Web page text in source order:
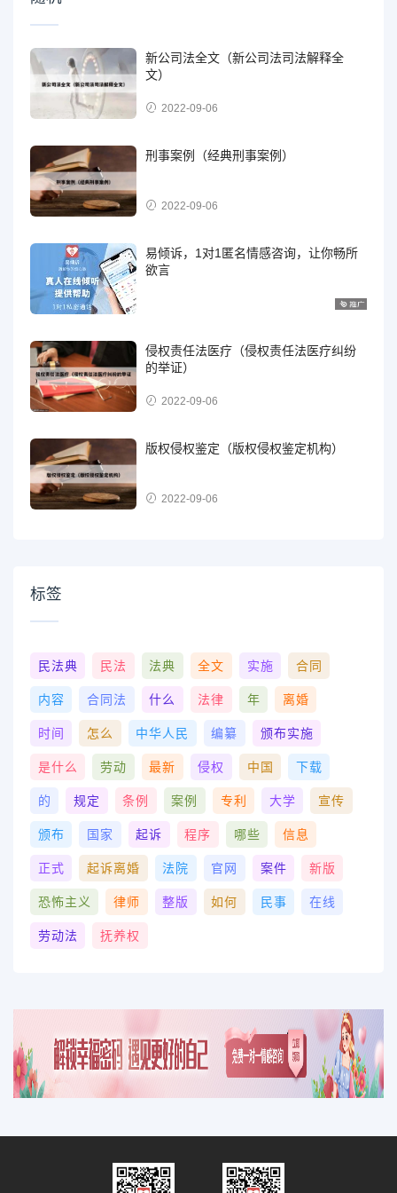
新公司法全文（新公司法司法解释全
文）
2022-09-06
刑事案例（经典刑事案例）
2022-09-06
易倾诉，1对1匿名情感咨询，让你畅所
欲言
侵权责任法医疗（侵权责任法医疗纠纷
的举证）
2022-09-06
版权侵权鉴定（版权侵权鉴定机构）
2022-09-06
标签
民法典 民法 法典 全文 实施 合同
内容 合同法 什么 法律 年 离婚
时间 怎么 中华人民 编纂 颁布实施
是什么 劳动 最新 侵权 中国 下载
的 规定 条例 案例 专利 大学 宣传
颁布 国家 起诉 程序 哪些 信息
正式 起诉离婚 法院 官网 案件 新版
恐怖主义 律师 整版 如何 民事 在线
劳动法 抚养权